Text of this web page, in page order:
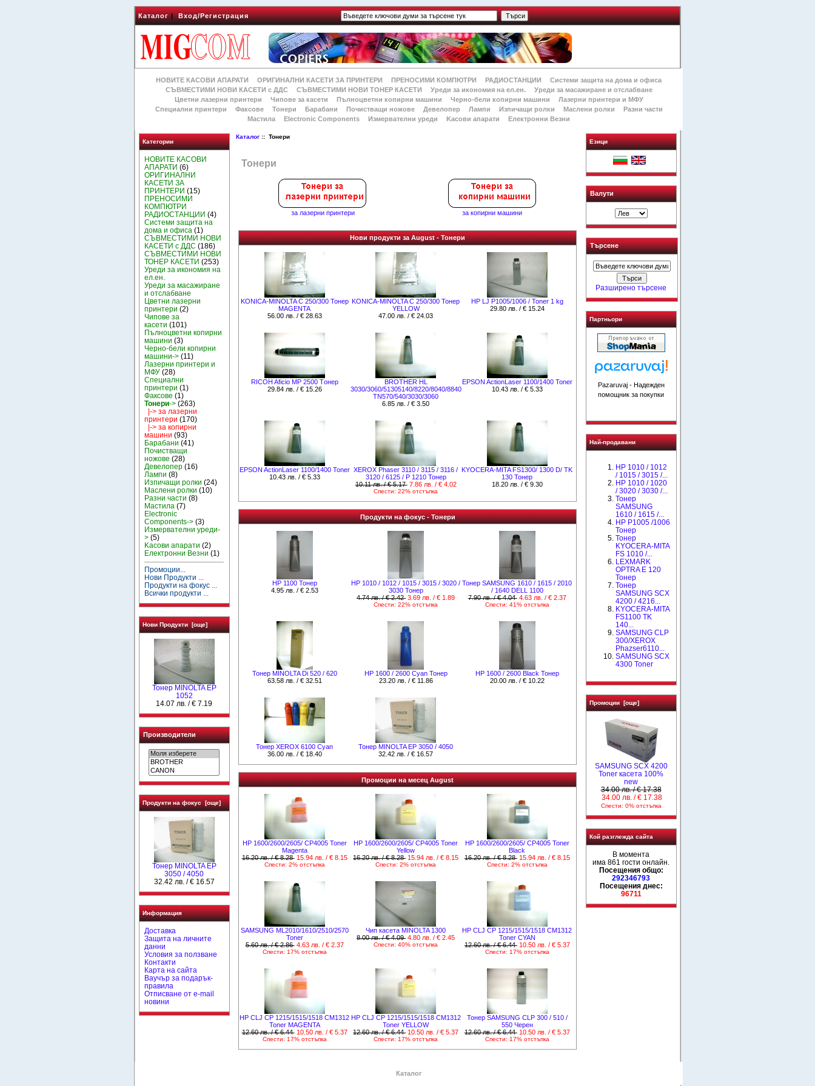
Каталог|Вход/Регистрация
НОВИТЕ КАСОВИ АПАРАТИ ОРИГИНАЛНИ КАСЕТИ ЗА ПРИНТЕРИ ПРЕНОСИМИ КОМПЮТРИ РАДИОСТАНЦИИ
Системи защита на дома и офиса
СЪВМЕСТИМИ НОВИ КАСЕТИ с ДДС
СЪВМЕСТИМИ НОВИ ТОНЕР КАСЕТИ Уреди за икономия на ел.ен.
Уреди за масажиране и отслабване
Цветни лазерни принтери
Чипове за касети Пълноцветни копирни машини Черно-бели копирни машини
Лазерни принтери и МФУ
Специални принтери
Факсове Тонери Барабани Почистващи ножове Девелопер Лампи Изпичащи ролки Маслени ролки
Разни части
Мастила
Electronic Components Измервателни уреди Kасови апарати Електронни Везни
Категории
НОВИТЕ КАСОВИ
АПАРАТИ (6)
ОРИГИНАЛНИ
КАСЕТИ ЗА
ПРИНТЕРИ (15)
ПРЕНОСИМИ
КОМПЮТРИ
РАДИОСТАНЦИИ (4)
Системи защита на
дома и офиса (1)
СЪВМЕСТИМИ НОВИ
КАСЕТИ с ДДС (186)
СЪВМЕСТИМИ НОВИ
ТОНЕР КАСЕТИ (253)
Уреди за икономия на
ел.ен.
Уреди за масажиране
и отслабване
Цветни лазерни
принтери (2)
Чипове за
касети (101)
Пълноцветни копирни
машини (3)
Черно-бели копирни
машини-> (11)
Лазерни принтери и
МФУ (28)
Специални
принтери (1)
Факсове (1)
Тонери-> (263)
|-> за лазерни
принтери (170)
|-> за копирни
машини (93)
Барабани (41)
Почистващи
ножове (28)
Девелопер (16)
Лампи (8)
Изпичащи ролки (24)
Маслени ролки (10)
Разни части (8)
Мастила (7)
Electronic
Components-> (3)
Измервателни уреди-
> (5)
Kасови апарати (2)
Електронни Везни (1)
Промоции...
Нови Продукти ...
Продукти на фокус ...
Всички продукти ...
Нови Продукти [още]
Тонер MINOLTA EP
1052
14.07 лв. / € 7.19
Производители
Продукти на фокус [още]
Тонер MINOLTA EP
3050 / 4050
32.42 лв. / € 16.57
Информация
Доставка
Защита на личните
данни
Условия за ползване
Контакти
Карта на сайта
Ваучър за подарък-
правила
Отписване от e-mail
новини
Каталог :: Тонери
Тонери
за лазерни принтери за копирни машини
Нови продукти за August - Тонери
KONICA-MINOLTA C 250/300 Тонер
MAGENTA
56.00 лв. / € 28.63
KONICA-MINOLTA C 250/300 Тонер
YELLOW
47.00 лв. / € 24.03
HP LJ P1005/1006 / Toner 1 kg
29.80 лв. / € 15.24
RICOH Aficio MP 2500 Tонер
29.84 лв. / € 15.26
BROTHER HL
3030/3060/51305140/8220/8040/8840
TN570/540/3030/3060
6.85 лв. / € 3.50
EPSON ActionLaser 1100/1400 Toner
10.43 лв. / € 5.33
EPSON ActionLaser 1100/1400 Toner
10.43 лв. / € 5.33
XEROX Phaser 3110 / 3115 / 3116 /
3120 / 6125 / P 1210 Тонер
10.11 лв. / € 5.17 7.86 лв. / € 4.02
Спести: 22% отстъпка
KYOCERA-MITA FS1300/ 1300 D/ TK
130 Тонер
18.20 лв. / € 9.30
Продукти на фокус - Тонери
HP 1100 Тонер
4.95 лв. / € 2.53
HP 1010 / 1012 / 1015 / 3015 / 3020 /
3030 Тонер
4.74 лв. / € 2.42 3.69 лв. / € 1.89
Спести: 22% отстъпка
Тонер SAMSUNG 1610 / 1615 / 2010
/ 1640 DELL 1100
7.90 лв. / € 4.04 4.63 лв. / € 2.37
Спести: 41% отстъпка
Тонер MINOLTA Di 520 / 620
63.58 лв. / € 32.51
HР 1600 / 2600 Cyan Тонер
23.20 лв. / € 11.86
HР 1600 / 2600 Black Тонер
20.00 лв. / € 10.22
Тонер XEROX 6100 Cyan
36.00 лв. / € 18.40
Тонер MINOLTA EP 3050 / 4050
32.42 лв. / € 16.57
Промоции на месец August
HP 1600/2600/2605/ CP4005 Toner
Magenta
16.20 лв. / € 8.28 15.94 лв. / € 8.15
Спести: 2% отстъпка
HP 1600/2600/2605/ CP4005 Toner
Yellow
16.20 лв. / € 8.28 15.94 лв. / € 8.15
Спести: 2% отстъпка
HP 1600/2600/2605/ CP4005 Toner
Black
16.20 лв. / € 8.28 15.94 лв. / € 8.15
Спести: 2% отстъпка
SAMSUNG ML2010/1610/2510/2570
Toner
5.60 лв. / € 2.86 4.63 лв. / € 2.37
Спести: 17% отстъпка
Чип касета MINOLTA 1300
8.00 лв. / € 4.09 4.80 лв. / € 2.45
Спести: 40% отстъпка
HP CLJ CP 1215/1515/1518 CM1312
Toner CYAN
12.60 лв. / € 6.44 10.50 лв. / € 5.37
Спести: 17% отстъпка
HP CLJ CP 1215/1515/1518 CM1312
Toner MAGENTA
12.60 лв. / € 6.44 10.50 лв. / € 5.37
Спести: 17% отстъпка
HP CLJ CP 1215/1515/1518 CM1312
Toner YELLOW
12.60 лв. / € 6.44 10.50 лв. / € 5.37
Спести: 17% отстъпка
Тонер SAMSUNG CLP 300 / 510 /
550 Черен
12.60 лв. / € 6.44 10.50 лв. / € 5.37
Спести: 17% отстъпка
Езици
Валути
Търсене
Разширено търсене
Партньори
Pazaruvaj - Надежден
помощник за покупки
Най-продавани
HP 1010 / 1012
/ 1015 / 3015 /...
HP 1010 / 1020
/ 3020 / 3030 /...
Тонер
SAMSUNG
1610 / 1615 /...
HP P1005 /1006
Тонер
Тонер
KYOCERA-MITA
FS 1010 /...
LEXMARK
OPTRA E 120
Тонер
Тонер
SAMSUNG SCX
4200 / 4216...
KYOCERA-MITA
FS1100 TK
140...
SAMSUNG CLP
300/XEROX
Phazser6110...
SAMSUNG SCX
4300 Toner
Промоции [още]
SAMSUNG SCX 4200
Toner касета 100%
new
34.00 лв. / € 17.38
34.00 лв. / € 17.38
Спести: 0% отстъпка
Кой разглежда сайта
В момента
има 861 гости онлайн.
Посещения общо:
292346793
Посещения днес:
96711
Каталог